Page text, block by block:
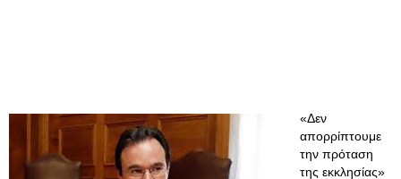
«Δεν
απορρίπτουμε
την πρόταση
της εκκλησίας»